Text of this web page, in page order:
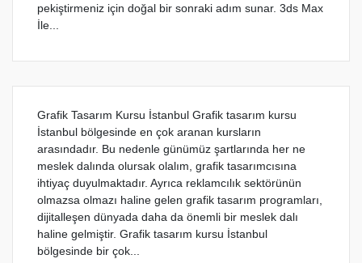
pekiştirmeniz için doğal bir sonraki adım sunar. 3ds Max
İle...
Grafik Tasarım Kursu İstanbul Grafik tasarım kursu
İstanbul bölgesinde en çok aranan kursların
arasındadır. Bu nedenle günümüz şartlarında her ne
meslek dalında olursak olalım, grafik tasarımcısına
ihtiyaç duyulmaktadır. Ayrıca reklamcılık sektörünün
olmazsa olmazı haline gelen grafik tasarım programları,
dijitalleşen dünyada daha da önemli bir meslek dalı
haline gelmiştir. Grafik tasarım kursu İstanbul
bölgesinde bir çok...